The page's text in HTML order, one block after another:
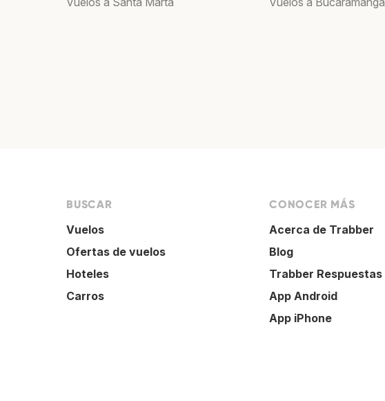
BUSCAR
Vuelos
Ofertas de vuelos
Hoteles
Carros
CONOCER MÁS
Acerca de Trabber
Blog
Trabber Respuestas
App Android
App iPhone